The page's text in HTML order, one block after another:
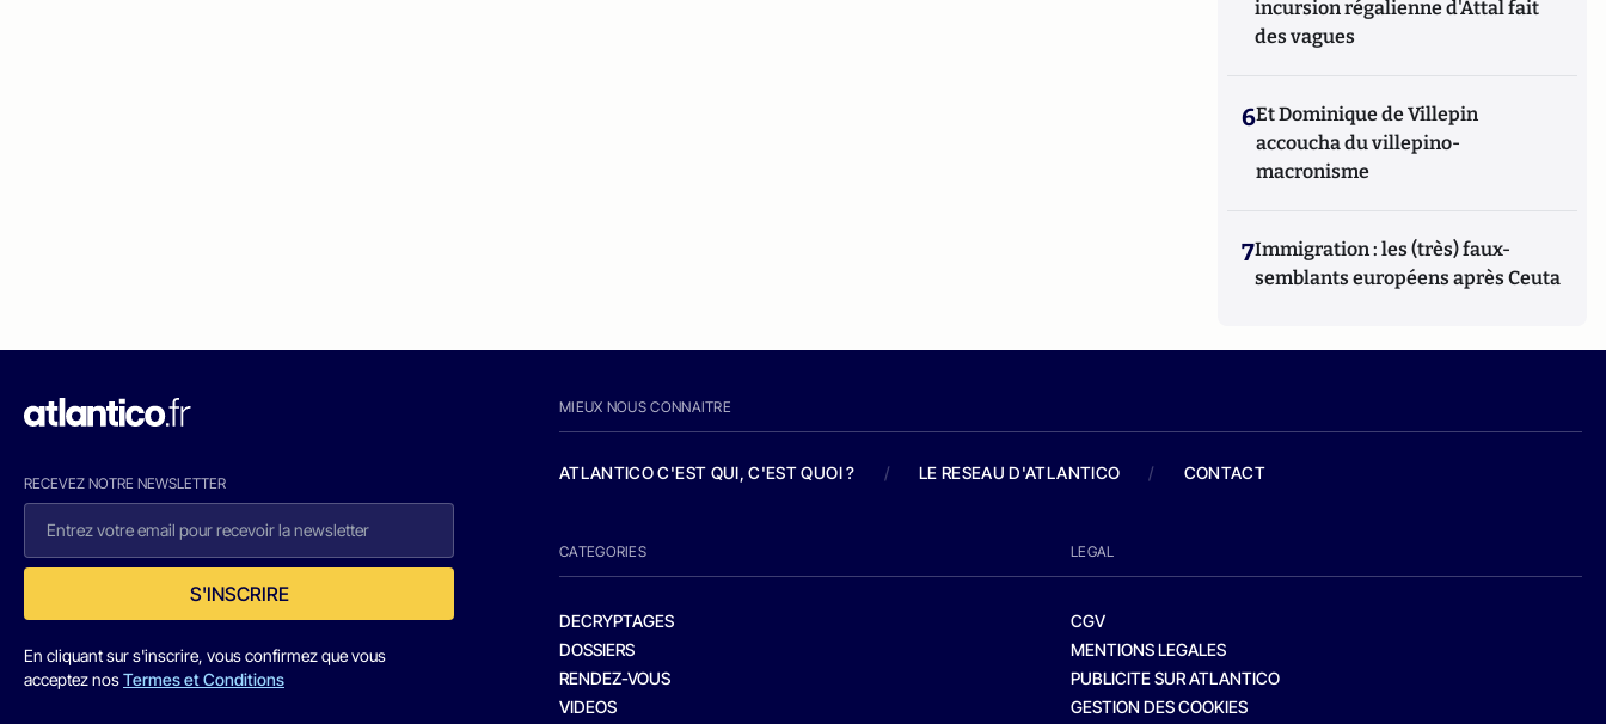
incursion régalienne d'Attal fait
des vagues
6Et Dominique de Villepin
accoucha du villepino-
macronisme
7Immigration : les (très) faux-
semblants européens après Ceuta
RECEVEZ NOTRE NEWSLETTER
S'INSCRIRE
En cliquant sur s'inscrire, vous confirmez que vous
acceptez nosTermes et Conditions
MIEUX NOUS CONNAITRE
ATLANTICO C'EST QUI, C'EST QUOI ? / LE RESEAU D'ATLANTICO / CONTACT
CATEGORIES
DECRYPTAGES
DOSSIERS
RENDEZ-VOUS
VIDEOS
LEGAL
CGV
MENTIONS LEGALES
PUBLICITE SUR ATLANTICO
GESTION DES COOKIES